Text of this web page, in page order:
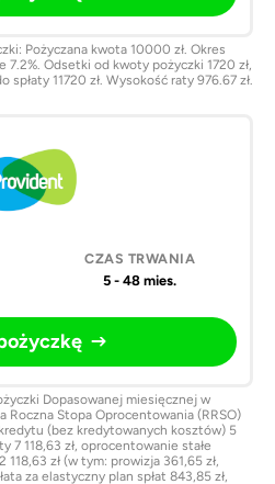
Pożyczana kwota 10000 zł. Okres
7.2%. Odsetki od kwoty pożyczki 1720 zł,
spłaty 11720 zł. Wysokość raty 976.67 zł.
5 - 48 mies.
Dopasowanej miesięcznej w
Stopa Oprocentowania (RRSO)
(bez kredytowanych kosztów) 5
7 118,63 zł, oprocentowanie stałe
zł (w tym: prowizja 361,65 zł,
za elastyczny plan spłat 843,85 zł,